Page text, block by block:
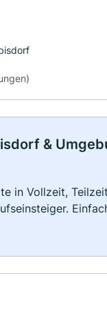
&
in Vollzeit,